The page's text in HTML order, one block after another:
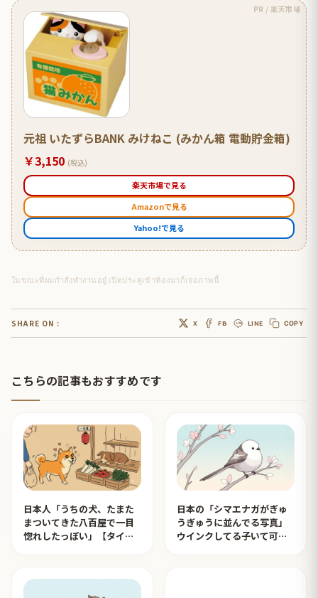
PR / 楽天市場
元祖 いたずらBANK みけねこ (みかん箱 電動貯金箱)
￥3,150 (税込)
楽天市場で見る
Amazonで見る
Yahoo!で見る
ในขณะที่ผมกำลังทำงานอยู๋ เปิดประตูเข้าห้องมาก็เจอภาพนี้
SHARE ON : X FB LINE COPY
こちらの記事もおすすめです
日本人「うちの犬、たまた
まついてきた八百屋で一目
惚れしたっぽい」【タイ人
日本の「シマエナガがぎゅ
うぎゅうに並んでる写真」
ウインクしてる子いて可愛